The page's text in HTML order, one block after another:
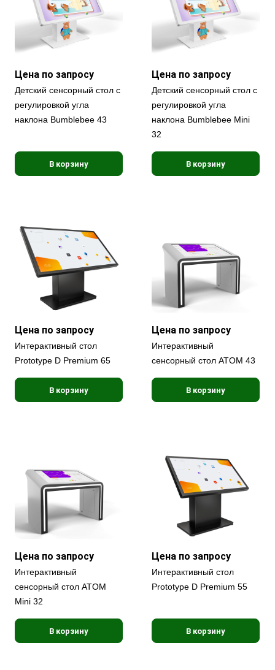
Цена по запросу
Детский сенсорный стол с
регулировкой угла
наклона Bumblebee 43
В корзину
Цена по запросу
Детский сенсорный стол с
регулировкой угла
наклона Bumblebee Mini
32
В корзину
Цена по запросу
Интерактивный стол
Prototype D Premium 65
В корзину
Цена по запросу
Интерактивный
сенсорный стол ATOM 43
В корзину
Цена по запросу
Интерактивный
сенсорный стол ATOM
Mini 32
В корзину
Цена по запросу
Интерактивный стол
Prototype D Premium 55
В корзину